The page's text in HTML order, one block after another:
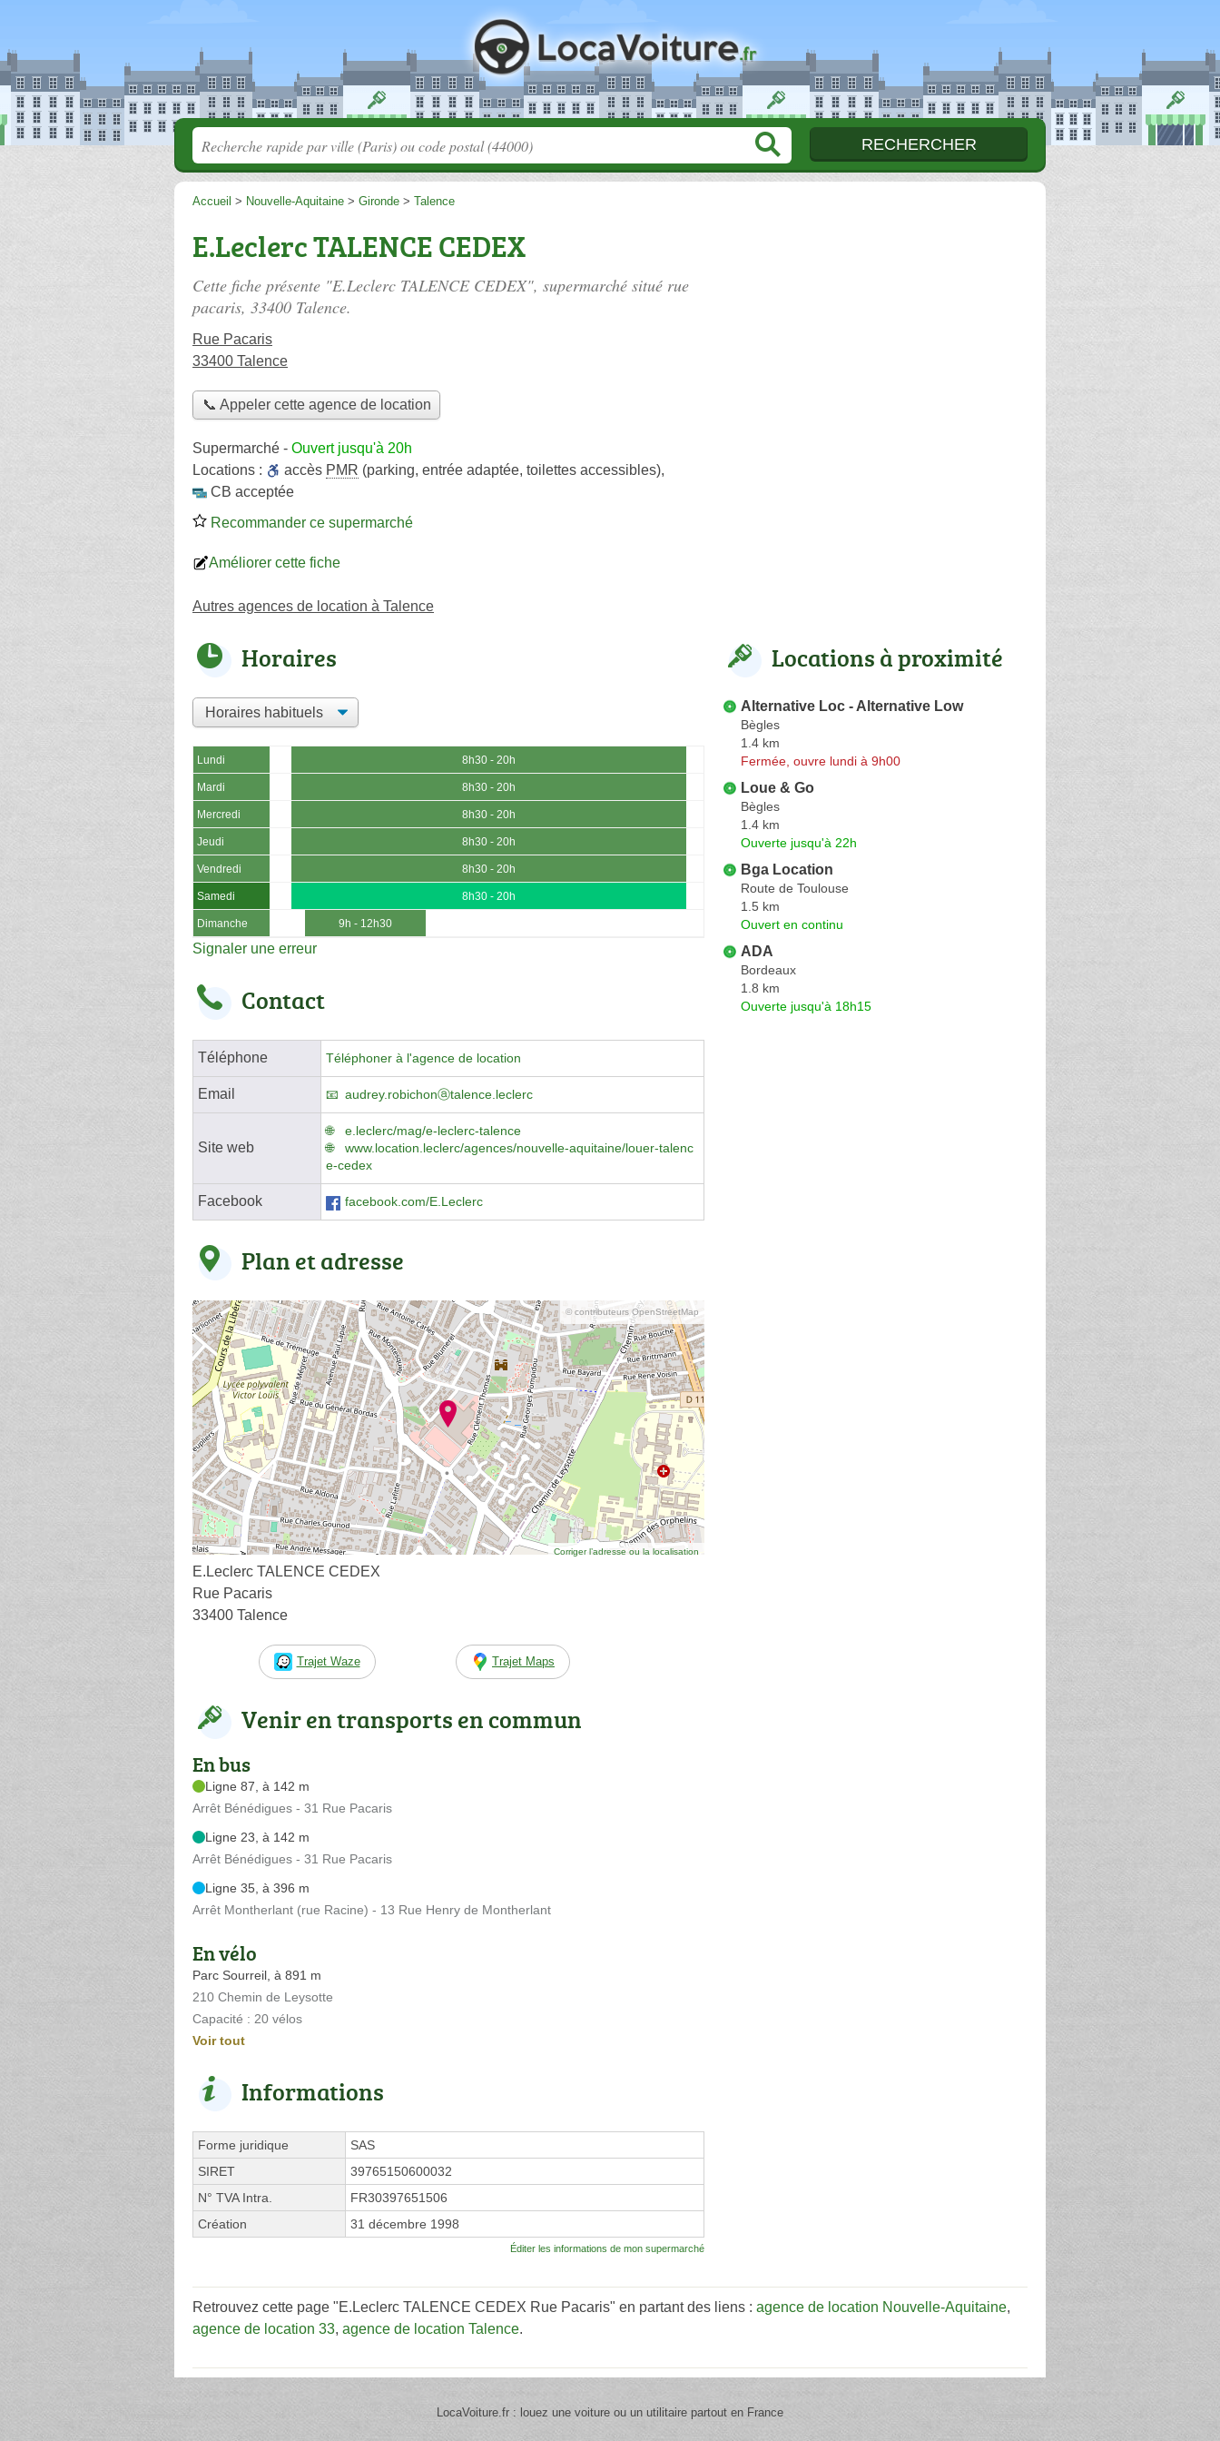
Accueil > Nouvelle-Aquitaine > Gironde > Talence
E.Leclerc TALENCE CEDEX
Cette fiche présente "E.Leclerc TALENCE CEDEX", supermarché situé rue
pacaris, 33400 Talence.
Rue Pacaris
33400 Talence
📞 Appeler cette agence de location
Supermarché - Ouvert jusqu'à 20h
Locations :
accès PMR (parking, entrée adaptée, toilettes accessibles),
CB acceptée
Recommander ce supermarché
Améliorer cette fiche
Autres agences de location à Talence
Horaires
Lundi 8h30 - 20h
Mardi 8h30 - 20h
Mercredi 8h30 - 20h
Jeudi 8h30 - 20h
Vendredi 8h30 - 20h
Samedi 8h30 - 20h
Dimanche 9h - 12h30
Signaler une erreur
Contact
Téléphone Téléphoner à l'agence de location
Email audrey.robichonⓐtalence.leclerc
Site web
e.leclerc/mag/e-leclerc-talence
www.location.leclerc/agences/nouvelle-aquitaine/louer-talenc
e-cedex
Facebook facebook.com/E.Leclerc
Plan et adresse
© contributeurs OpenStreetMap
Corriger l’adresse ou la localisation
E.Leclerc TALENCE CEDEX
Rue Pacaris
33400 Talence
Trajet Waze Trajet Maps
Venir en transports en commun
En bus
Ligne 87, à 142 m
Arrêt Bénédigues - 31 Rue Pacaris
Ligne 23, à 142 m
Arrêt Bénédigues - 31 Rue Pacaris
Ligne 35, à 396 m
Arrêt Montherlant (rue Racine) - 13 Rue Henry de Montherlant
En vélo
Parc Sourreil, à 891 m
210 Chemin de Leysotte
Capacité : 20 vélos
Voir tout
Informations
Forme juridique
SAS
SIRET
39765150600032
N° TVA Intra.
FR30397651506
Création
31 décembre 1998
Éditer les informations de mon supermarché
Locations à proximité
Alternative Loc - Alternative Low
Bègles
1.4 km
Fermée, ouvre lundi à 9h00
Loue & Go
Bègles
1.4 km
Ouverte jusqu'à 22h
Bga Location
Route de Toulouse
1.5 km
Ouvert en continu
ADA
Bordeaux
1.8 km
Ouverte jusqu'à 18h15
Retrouvez cette page "E.Leclerc TALENCE CEDEX Rue Pacaris" en partant des liens : agence de location Nouvelle-Aquitaine,
agence de location 33, agence de location Talence.
LocaVoiture.fr : louez une voiture ou un utilitaire partout en France